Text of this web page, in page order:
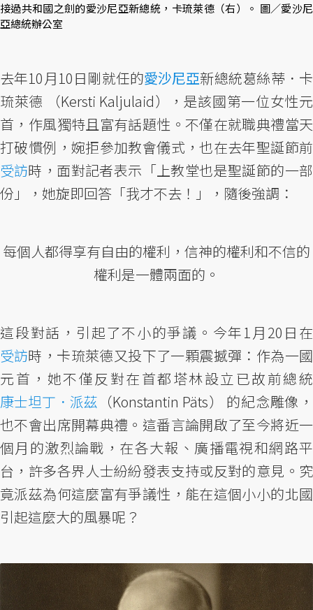
接過共和國之劍的愛沙尼亞新總統，卡琉萊德（右）。 圖／愛沙尼
亞總統辦公室
去年10月10日剛就任的愛沙尼亞新總統葛絲蒂．卡
琉萊德 （Kersti Kaljulaid），是該國第一位女性元
首，作風獨特且富有話題性。不僅在就職典禮當天
打破慣例，婉拒參加教會儀式，也在去年聖誕節前
受訪時，面對記者表示「上教堂也是聖誕節的一部
份」，她旋即回答「我才不去！」，隨後強調：
每個人都得享有自由的權利，信神的權利和不信的
權利是一體兩面的。
這段對話，引起了不小的爭議。今年1月20日在
受訪時，卡琉萊德又投下了一顆震撼彈：作為一國
元首，她不僅反對在首都塔林設立已故前總統
康士坦丁．派茲 （Konstantin Päts） 的紀念雕像，
也不會出席開幕典禮。這番言論開啟了至今將近一
個月的激烈論戰，在各大報、廣播電視和網路平
台，許多各界人士紛紛發表支持或反對的意見。究
竟派茲為何這麼富有爭議性，能在這個小小的北國
引起這麼大的風暴呢？